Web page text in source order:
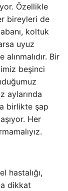
Özellikle
bireyleri de
koltuk
uyuz
Bir
beşinci
aylarında
birlikte şap
Her
hastalığı,
dikkat